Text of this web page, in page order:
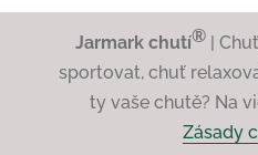
Jarmark chutí®|
sportovat, chuť
ty vaše chutě? Na
Zásady